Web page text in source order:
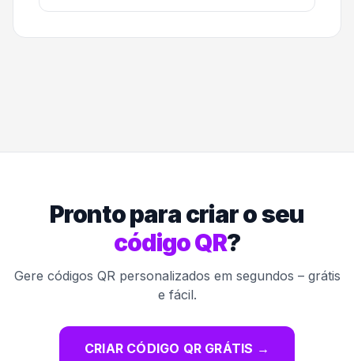
Pronto para criar o seu
código QR?
Gere códigos QR personalizados em segundos – grátis
e fácil.
CRIAR CÓDIGO QR GRÁTIS →